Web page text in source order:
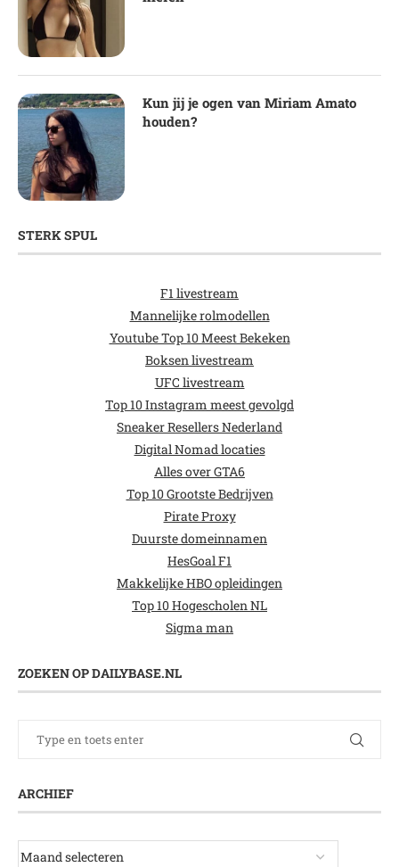
Kun jij je ogen van Miriam Amato
houden?
STERK SPUL
F1 livestream
Mannelijke rolmodellen
Youtube Top 10 Meest Bekeken
Boksen livestream
UFC livestream
Top 10 Instagram meest gevolgd
Sneaker Resellers Nederland
Digital Nomad locaties
Alles over GTA6
Top 10 Grootste Bedrijven
Pirate Proxy
Duurste domeinnamen
HesGoal F1
Makkelijke HBO opleidingen
Top 10 Hogescholen NL
Sigma man
ZOEKEN OP DAILYBASE.NL
ARCHIEF